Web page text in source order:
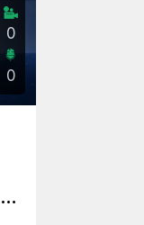
0
0